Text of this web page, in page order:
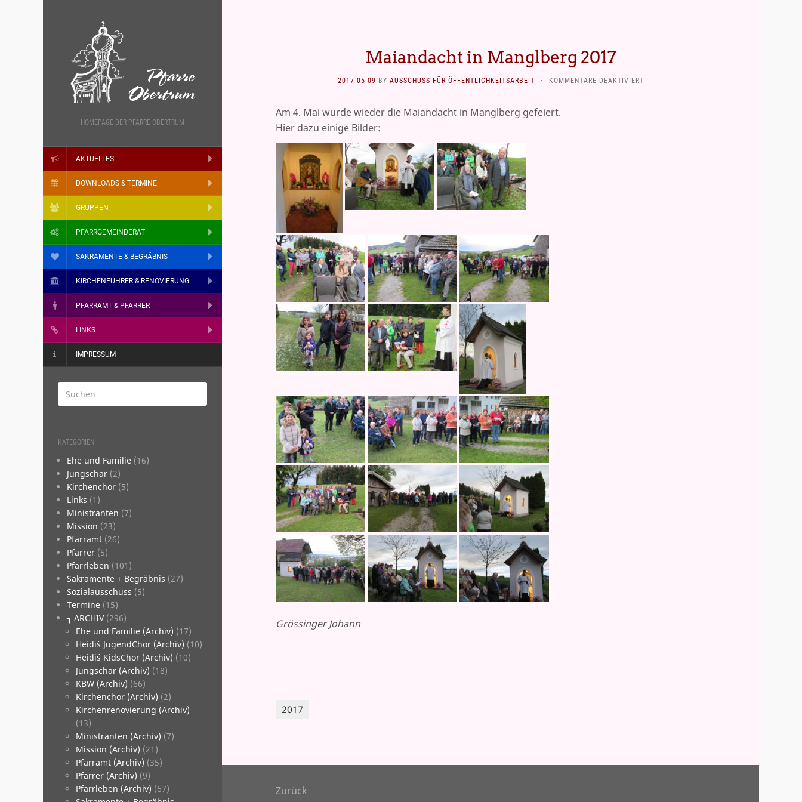
HOMEPAGE DER PFARRE OBERTRUM
AKTUELLES
DOWNLOADS & TERMINE
GRUPPEN
PFARRGEMEINDERAT
SAKRAMENTE & BEGRÄBNIS
KIRCHENFÜHRER & RENOVIERUNG
PFARRAMT & PFARRER
LINKS
IMPRESSUM
KATEGORIEN
­­Ehe und Familie (16)
­Jungschar (2)
­Kirchenchor (5)
­Links (1)
­Ministranten (7)
­Mission (23)
­Pfarramt (26)
­Pfarrer (5)
­Pfarrleben (101)
­Sakramente + Begräbnis (27)
­Sozialausschuss (5)
­Termine (15)
┓ ARCHIV(296)
Ehe und Familie (Archiv) (17)
Heidi´s JugendChor (Archiv) (10)
Heidi´s KidsChor (Archiv) (10)
Jungschar (Archiv) (18)
KBW (Archiv) (66)
Kirchenchor (Archiv) (2)
Kirchenrenovierung (Archiv)
(13)
Ministranten (Archiv) (7)
Mission (Archiv) (21)
Pfarramt (Archiv) (35)
Pfarrer (Archiv) (9)
Pfarrleben (Archiv) (67)
Maiandacht in Manglberg 2017
2017-05-09 BY AUSSCHUSS FÜR ÖFFENTLICHKEITSARBEIT · KOMMENTARE DEAKTIVIERTFÜR
Am 4. Mai wurde wieder die Maiandacht in Manglberg gefeiert.
Hier dazu einige Bilder:
Grössinger Johann
2017
Zurück